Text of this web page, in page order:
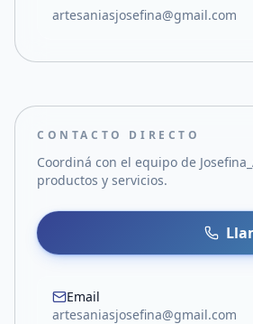
artesaniasjosefina@gmail.com
CONTACTO DIRECTO
Coordiná con el equipo de
productos y servicios.
Email
artesaniasjosefina@gmail.com